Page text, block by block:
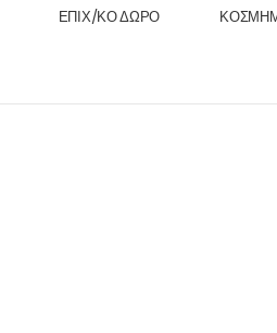
ΕΠΙΧ/ΚΟ ΔΏΡΟ